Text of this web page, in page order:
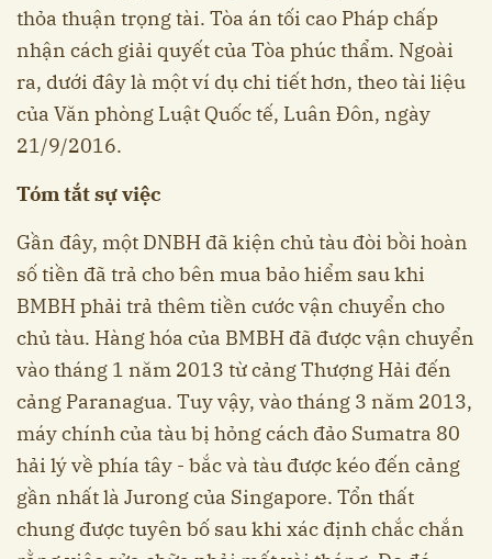
thỏa thuận trọng tài. Tòa án tối cao Pháp chấp
nhận cách giải quyết của Tòa phúc thẩm. Ngoài
ra, dưới đây là một ví dụ chi tiết hơn, theo tài liệu
của Văn phòng Luật Quốc tế, Luân Đôn, ngày
21/9/2016.
Tóm tắt sự việc
Gần đây, một DNBH đã kiện chủ tàu đòi bồi hoàn
số tiền đã trả cho bên mua bảo hiểm sau khi
BMBH phải trả thêm tiền cước vận chuyển cho
chủ tàu. Hàng hóa của BMBH đã được vận chuyển
vào tháng 1 năm 2013 từ cảng Thượng Hải đến
cảng Paranagua. Tuy vậy, vào tháng 3 năm 2013,
máy chính của tàu bị hỏng cách đảo Sumatra 80
hải lý về phía tây - bắc và tàu được kéo đến cảng
gần nhất là Jurong của Singapore. Tổn thất
chung được tuyên bố sau khi xác định chắc chắn